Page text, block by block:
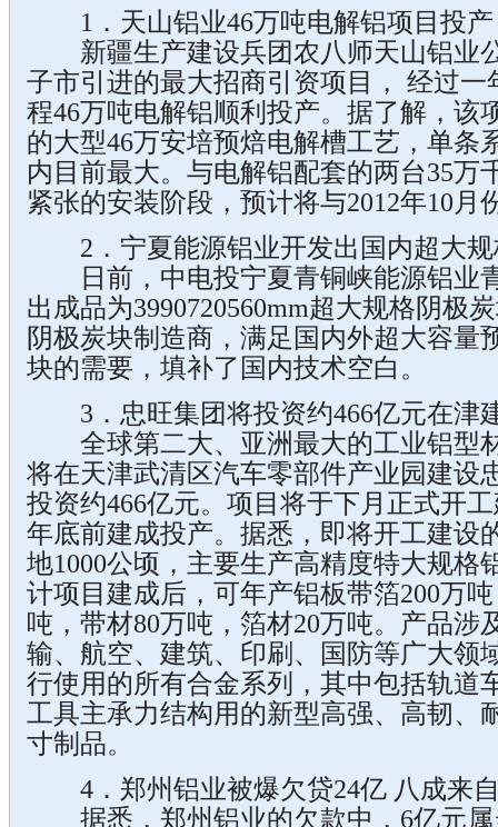
1．天山铝业46万吨电解铝项目投产
新疆生产建设兵团农八师天山铝业
子市引进的最大招商引资项目， 经过
程46万吨电解铝顺利投产。据了解，该
的大型46万安培预焙电解槽工艺，单条
内目前最大。与电解铝配套的两台35万
紧张的安装阶段，预计将与2012年10月
2．宁夏能源铝业开发出国内超大规
日前，中电投宁夏青铜峡能源铝业
出成品为3990720560mm超大规格阴极
阴极炭块制造商，满足国内外超大容量
块的需要，填补了国内技术空白。
3．忠旺集团将投资约466亿元在津
全球第二大、亚洲最大的工业铝型
将在天津武清区汽车零部件产业园建设
投资约466亿元。项目将于下月正式开
年底前建成投产。据悉，即将开工建设
地1000公顷，主要生产高精度特大规格
计项目建成后，可年产铝板带箔200万
吨，带材80万吨，箔材20万吨。产品涉
输、航空、建筑、印刷、国防等广大领
行使用的所有合金系列，其中包括轨道
工具主承力结构用的新型高强、高韧、
寸制品。
4．郑州铝业被爆欠贷24亿 八成来
据悉，郑州铝业的欠款中，6亿元属